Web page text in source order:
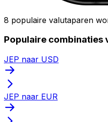
8 populaire valutaparen
Populaire combinaties
JEP naar USD
JEP naar EUR